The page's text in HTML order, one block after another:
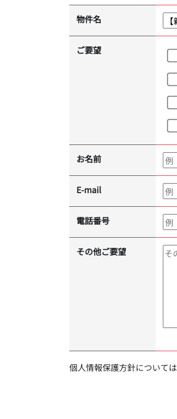
物件名
ご要望
お名前
E-mail
電話番号
その他ご要望
個人情報保護方針については